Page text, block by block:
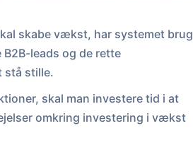
skabe vækst, har systemet brug
leads og de rette
stå stille.
skal man investere tid i at
omkring investering i vækst